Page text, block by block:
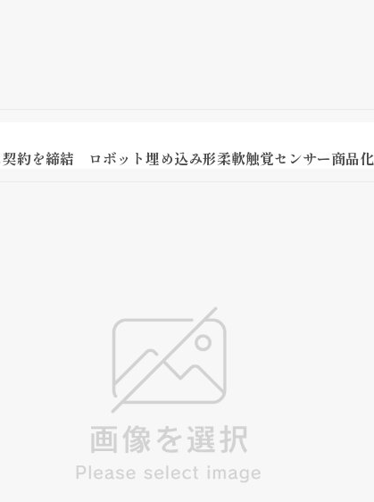
約を締結 ロボット埋め込み形柔軟触覚センサー商品化